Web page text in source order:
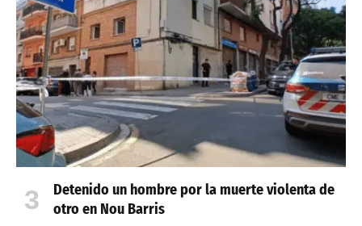
Detenido un hombre por la muerte violenta de
otro en Nou Barris